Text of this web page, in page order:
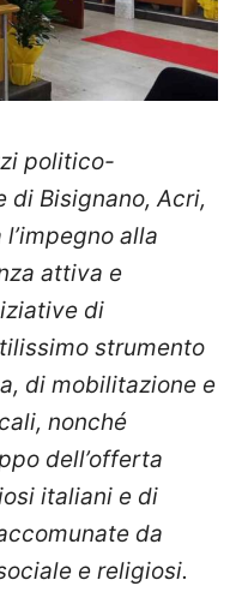
politico-
di Bisignano, Acri,
alla
attiva e
di
strumento
di mobilitazione e
nonché
dell’offerta
italiani e di
da
e religiosi.